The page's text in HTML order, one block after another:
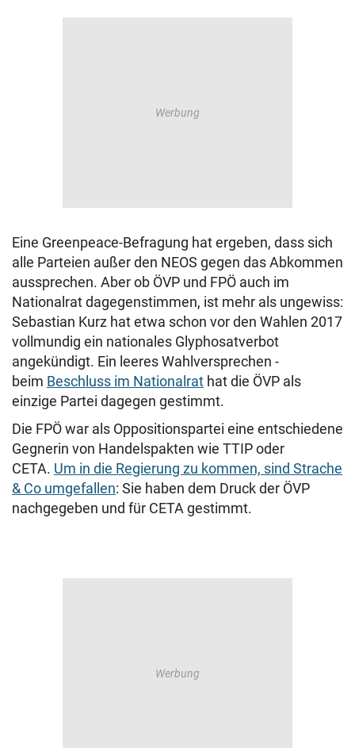
Eine Greenpeace-Befragung hat ergeben, dass sich
alle Parteien außer den NEOS gegen das Abkommen
aussprechen. Aber ob ÖVP und FPÖ auch im
Nationalrat dagegenstimmen, ist mehr als ungewiss:
Sebastian Kurz hat etwa schon vor den Wahlen 2017
vollmundig ein nationales Glyphosatverbot
angekündigt. Ein leeres Wahlversprechen -
beim Beschluss im Nationalrat hat die ÖVP als
einzige Partei dagegen gestimmt.
Die FPÖ war als Oppositionspartei eine entschiedene
Gegnerin von Handelspakten wie TTIP oder
CETA. Um in die Regierung zu kommen, sind Strache
& Co umgefallen: Sie haben dem Druck der ÖVP
nachgegeben und für CETA gestimmt.